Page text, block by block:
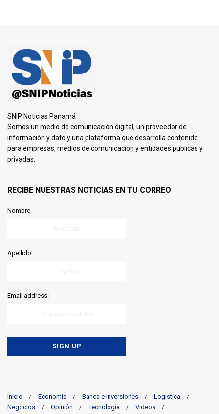
SNIP Noticias Panamá
Somos un medio de comunicación digital, un proveedor de
información y dato y una plataforma que desarrolla contenido
para empresas, medios de comunicación y entidades públicas y
privadas.
RECIBE NUESTRAS NOTICIAS EN TU CORREO
Nombre
Apellido
Email address:
Inicio Economía Banca e Inversiones
Logística
Negocios
Opinión Tecnología
Videos